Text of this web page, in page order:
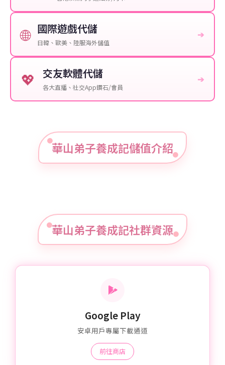
🌐 國際遊戲代儲
日韓、歐美、陸服海外儲值
➔
💖 交友軟體代儲
各大直播、社交App鑽石/會員
➔
華山弟子養成記儲值介紹
華山弟子養成記社群資源
Google Play
安卓用戶專屬下載通道
前往商店